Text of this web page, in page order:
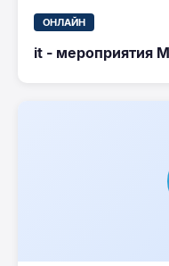
ОНЛАЙН
it - мероприятия